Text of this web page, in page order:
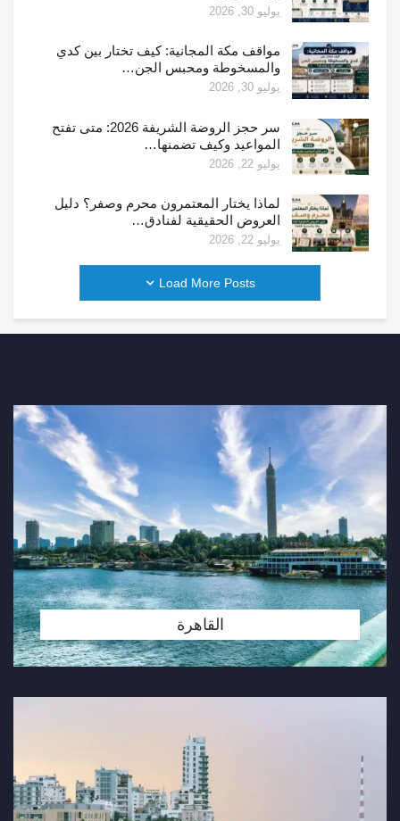
يوليو 30, 2026
مواقف مكة المجانية: كيف تختار بين كدي
والمسخوطة ومحبس الجن…
يوليو 30, 2026
سر حجز الروضة الشريفة 2026: متى تفتح
المواعيد وكيف تضمنها…
يوليو 22, 2026
لماذا يختار المعتمرون محرم وصفر؟ دليل
العروض الحقيقية لفنادق…
يوليو 22, 2026
Load More Posts
القاهرة